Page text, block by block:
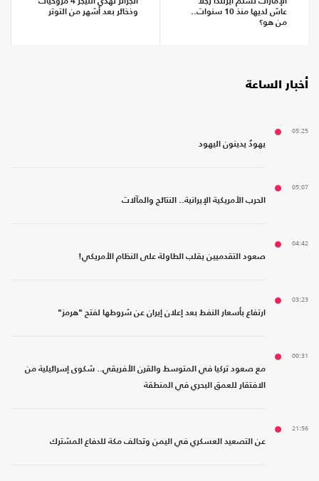
عاش لديها منذ 10 سنوات..
من هو؟
وذخائر بعد أشهر من التوتر
أخبار الساعة
05:25
يهودٌ يدينون اليهود
05:07
الحرب الأمريكية الإيرانية.. النتائج والمآلات
04:42
صعود التقدميين يقلب الطاولة على النظام الأمريكي!
03:23
ارتفاع بأسعار النفط بعد إعلان إيران عن شروطها لفتح "هرمز"
00:31
مع صعود تركيا في المتوسط والقرن الأفريقي.. شكوى إسرائيلية من
الافتقار للعمق البحري في المنطقة
21:56
عن التصعيد العسكري في اليمن وتحالف مكة للدفاع المشترك